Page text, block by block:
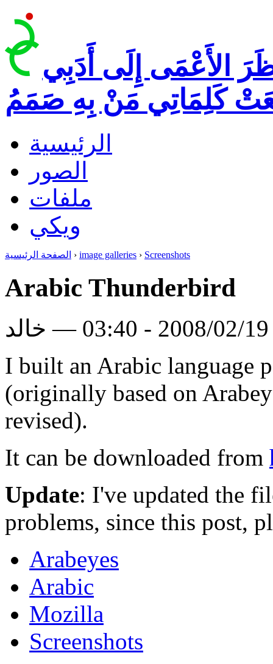
الأَعْمَى إِلَى أَدَبِي
كَلِمَاتِي مَنْ بِهِ صَمَمُ
الرئيسية
الصور
ملفات
ويكي
الصفحة الرئيسية › image galleries › Screenshots
Arabic Thunderbird
I built an Arabic language
(originally based on
revised).
It can be downloaded from
Update: I've updated the
problems, since this post,
Arabeyes
Arabic
Mozilla
Screenshots